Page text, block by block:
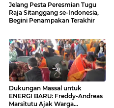
Jelang Pesta Peresmian Tugu
Raja Sitanggang se-Indonesia,
Begini Penampakan Terakhir
Dukungan Massal untuk
ENERGI BARU: Freddy-Andreas
Marsitutu Ajak Warga